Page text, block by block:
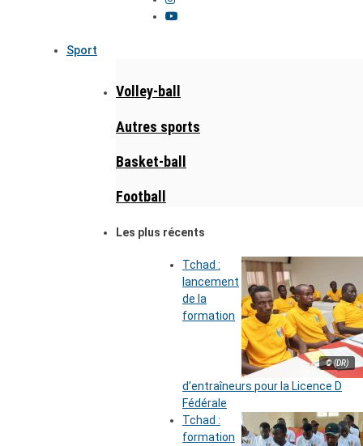
Sport
Volley-ball
Autres sports
Basket-ball
Football
Les plus récents
© (DR)
Tchad :
lancement
de la
formation
d’entraîneurs pour la Licence D
Fédérale
Tchad :
formation